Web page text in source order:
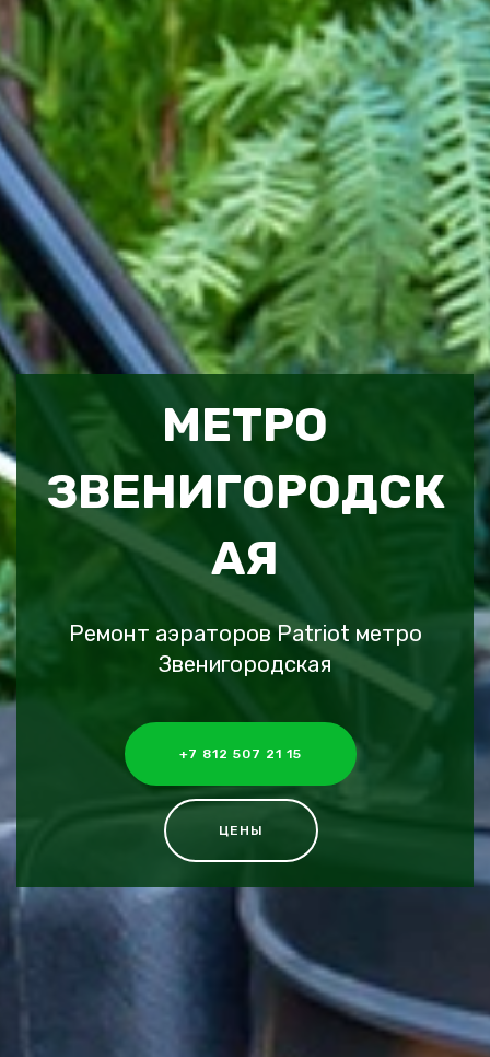
МЕТРО
ЗВЕНИГОРОДСК
АЯ
Ремонт аэраторов Patriot метро
Звенигородская
+7 812 507 21 15
ЦЕНЫ